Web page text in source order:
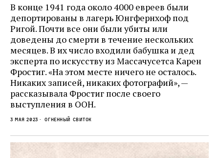
В конце 1941 года около 4000 евреев были
депортированы в лагерь Юнгфернхоф под
Ригой. Почти все они были убиты или
доведены до смерти в течение нескольких
месяцев. В их число входили бабушка и дед
эксперта по искусству из Массачусетса Карен
Фростиг. «На этом месте ничего не осталось.
Никаких записей, никаких фотографий», —
рассказывала Фростиг после своего
выступления в ООН.
3 мая 2023 Огненный свиток